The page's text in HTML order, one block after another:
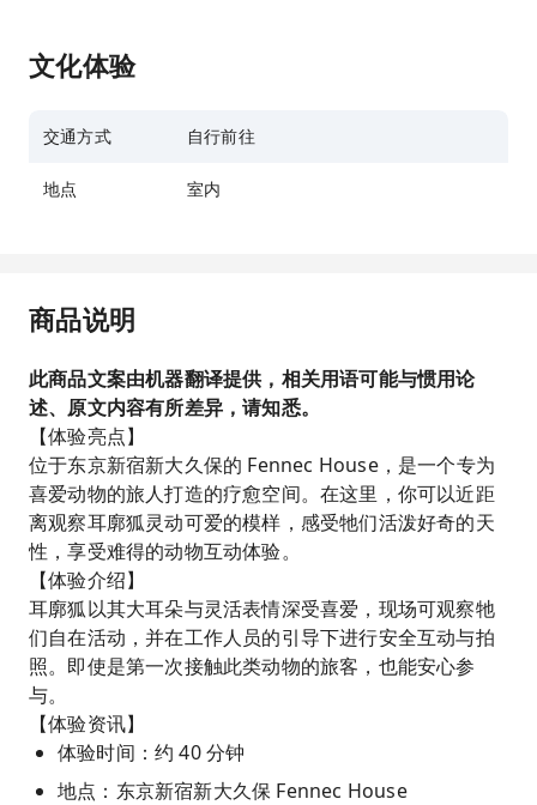
文化体验
交通方式 自行前往
地点 室内
商品说明
此商品文案由机器翻译提供，相关用语可能与惯用论
述、原文内容有所差异，请知悉。
【体验亮点】
位于东京新宿新大久保的 Fennec House，是一个专为
喜爱动物的旅人打造的疗愈空间。在这里，你可以近距
离观察耳廓狐灵动可爱的模样，感受牠们活泼好奇的天
性，享受难得的动物互动体验。
【体验介绍】
耳廓狐以其大耳朵与灵活表情深受喜爱，现场可观察牠
们自在活动，并在工作人员的引导下进行安全互动与拍
照。即使是第一次接触此类动物的旅客，也能安心参
与。
【体验资讯】
体验时间：约 40 分钟
地点：东京新宿新大久保 Fennec House